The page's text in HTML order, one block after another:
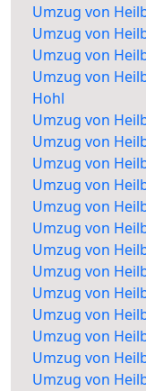
Umzug von
Umzug von
Umzug von
Umzug von
Hohl
Umzug von
Umzug von
Umzug von
Umzug von
Umzug von
Umzug von
Umzug von
Umzug von
Umzug von
Umzug von
Umzug von
Umzug von
Umzug von